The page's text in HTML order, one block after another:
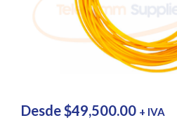
Desde $49,500.00 + IVA